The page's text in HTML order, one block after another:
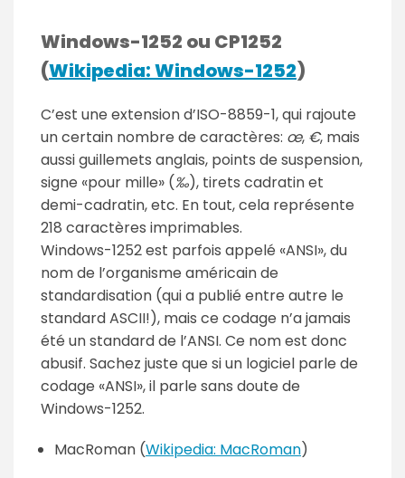
Windows-1252 ou CP1252
(Wikipedia: Windows-1252)
C’est une extension d’ISO-8859-1, qui rajoute
un certain nombre de caractères: œ, €, mais
aussi guillemets anglais, points de suspension,
signe «pour mille» (‰), tirets cadratin et
demi-cadratin, etc. En tout, cela représente
218 caractères imprimables.
Windows-1252 est parfois appelé «ANSI», du
nom de l’organisme américain de
standardisation (qui a publié entre autre le
standard ASCII!), mais ce codage n’a jamais
été un standard de l’ANSI. Ce nom est donc
abusif. Sachez juste que si un logiciel parle de
codage «ANSI», il parle sans doute de
Windows-1252.
MacRoman (Wikipedia: MacRoman)